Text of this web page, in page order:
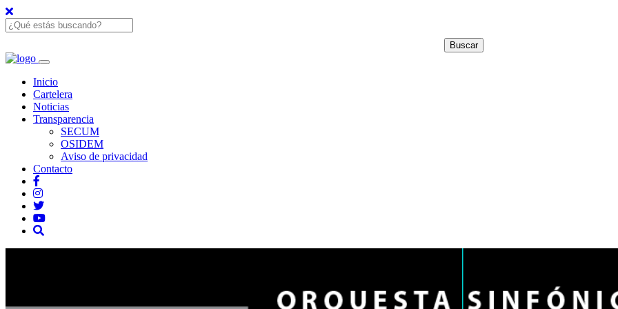
Inicio
Cartelera
Noticias
Transparencia
SECUM
OSIDEM
Aviso de privacidad
Contacto